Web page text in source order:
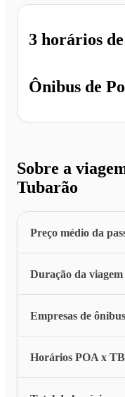
Ônibus de
3 horários
Sobre a
Tubarão
Preço médio da
Duração da viagem
Empresas de ônibus
Horários POA x